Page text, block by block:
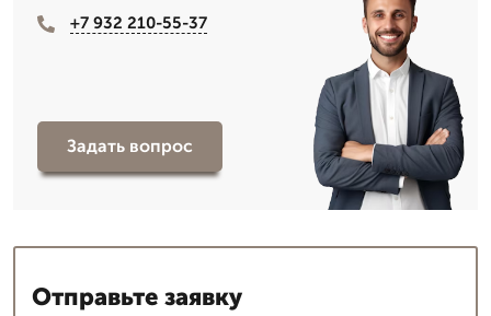
+7 932 210-55-37
Задать вопрос
Отправьте заявку